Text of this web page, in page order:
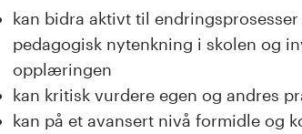
kan bidra aktivt til
pedagogisk nytenkning i skolen og
opplæringen
kan kritisk vurdere egen og andres
kan på et avansert nivå formidle og